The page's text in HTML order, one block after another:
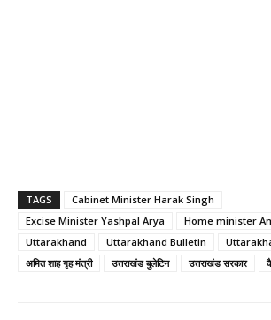
TAGS
Cabinet Minister Harak Singh
Excise Minister Yashpal Arya
Home minister
Uttarakhand
Uttarakhand Bulletin
अमित शाह गृह मंत्री
उत्तराखंड बुलेटिन उत्तराखंड सरकार